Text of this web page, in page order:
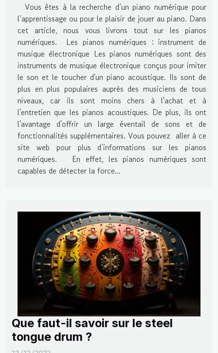
Vous êtes à la recherche d’un piano numérique pour
l’apprentissage ou pour le plaisir de jouer au piano. Dans
cet article, nous vous livrons tout sur les pianos
numériques. Les pianos numériques : instrument de
musique électronique Les pianos numériques sont des
instruments de musique électronique conçus pour imiter
le son et le toucher d'un piano acoustique. Ils sont de
plus en plus populaires auprès des musiciens de tous
niveaux, car ils sont moins chers à l'achat et à
l'entretien que les pianos acoustiques. De plus, ils ont
l'avantage d'offrir un large éventail de sons et de
fonctionnalités supplémentaires. Vous pouvez aller à ce
site web pour plus d’informations sur les pianos
numériques. En effet, les pianos numériques sont
capables de détecter la force...
Que faut-il savoir sur le steel
tongue drum ?